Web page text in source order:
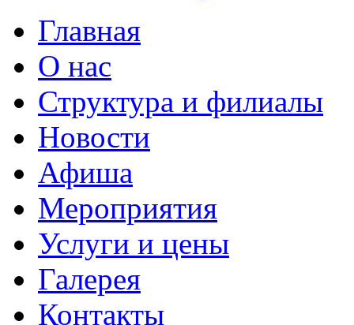
Главная
О нас
Структура и филиалы
Новости
Афиша
Мероприятия
Услуги и цены
Галерея
Контакты